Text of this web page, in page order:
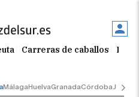
Carreras de caballos
MálagaHuelvaGranadaCórdobaJaén